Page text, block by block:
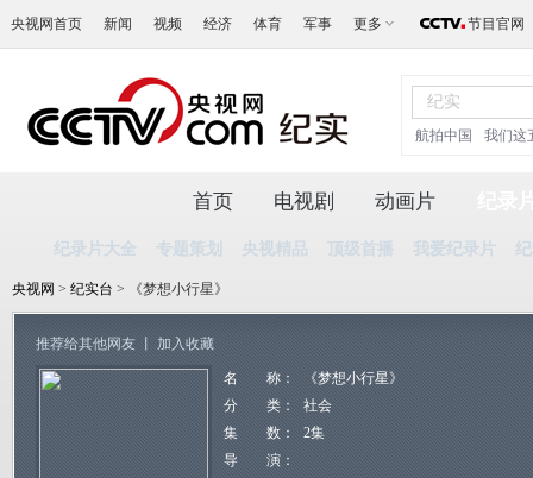
央视网首页 新闻 视频 经济 体育 军事 更多 节目官网
航拍中国 我们这
首页 电视剧 动画片
纪录片大全 专题策划 央视精品 顶级首播 我爱纪录片
央视网 > 纪实台 > 《梦想小行星》
推荐给其他网友 加入收藏
名 称：
《梦想小行星》
分 类：
社会
集 数：
2集
导 演：